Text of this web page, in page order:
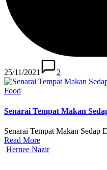
25/11/2021 2
Posted
Food
Senarai Tempat Makan
Senarai Tempat Makan Sedap
Read More
Posted
Hernee Nazir